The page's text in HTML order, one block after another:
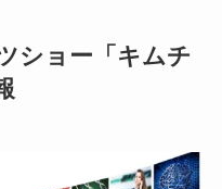
ショー「キムチ